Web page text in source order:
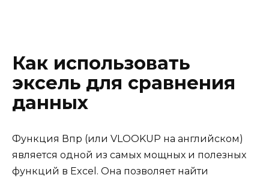
Как использовать
эксель для сравнения
данных
Функция Впр (или VLOOKUP на английском)
является одной из самых мощных и полезных
функций в Excel. Она позволяет найти